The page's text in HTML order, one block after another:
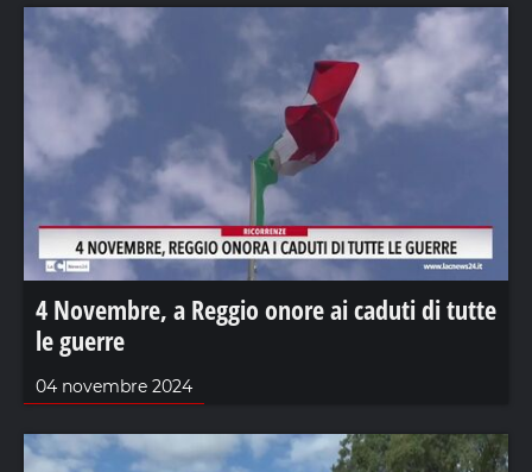
4 Novembre, a Reggio onore ai caduti di tutte
le guerre
04 novembre 2024